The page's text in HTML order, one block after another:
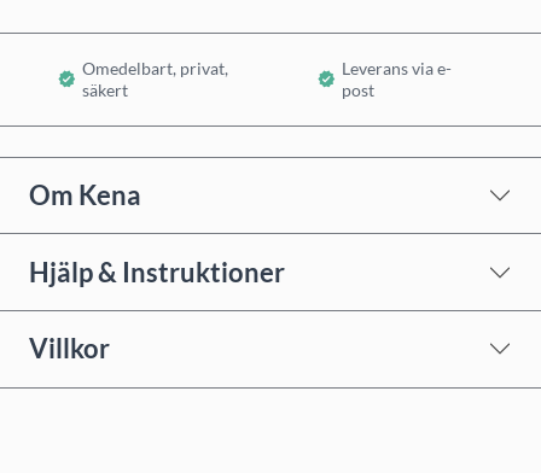
Omedelbart, privat,
säkert
Leverans via e-
post
Om Kena
Hjälp & Instruktioner
Villkor